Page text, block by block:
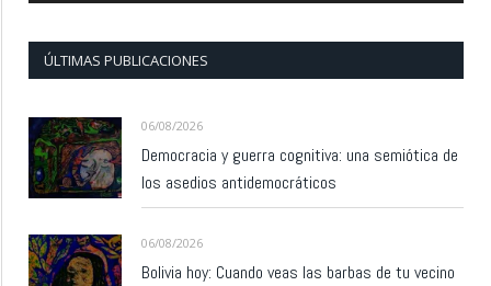
ÚLTIMAS PUBLICACIONES
06/08/2026
Democracia y guerra cognitiva: una semiótica de
los asedios antidemocráticos
06/08/2026
Bolivia hoy: Cuando veas las barbas de tu vecino